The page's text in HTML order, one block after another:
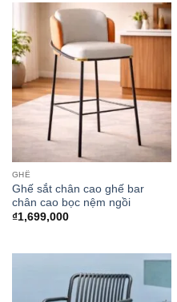
GHẾ
Ghế sắt chân cao ghế bar
chân cao bọc nệm ngồi
₫1,699,000